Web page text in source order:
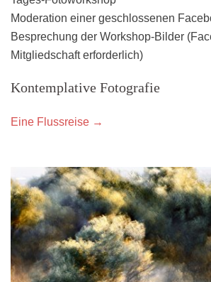
Moderation einer geschlossenen
Besprechung der Workshop-Bilder
Mitgliedschaft erforderlich)
Kontemplative Fotografie
Eine Flussreise →